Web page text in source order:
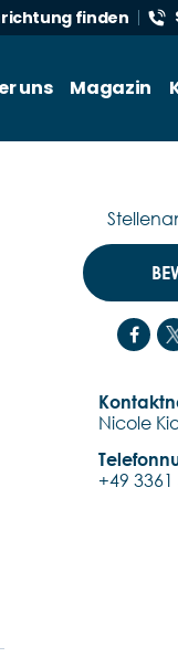
finden
uns Magazin
Nicole
+49 3361